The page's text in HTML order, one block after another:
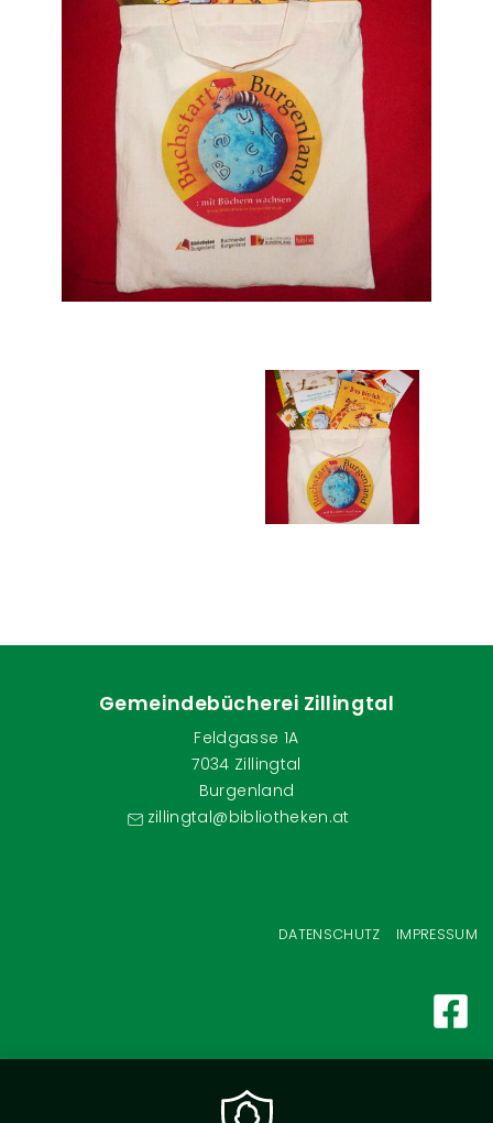
Gemeindebücherei Zillingtal
Feldgasse 1A
7034 Zillingtal
Burgenland
zillingtal@bibliotheken.at
DATENSCHUTZ IMPRESSUM